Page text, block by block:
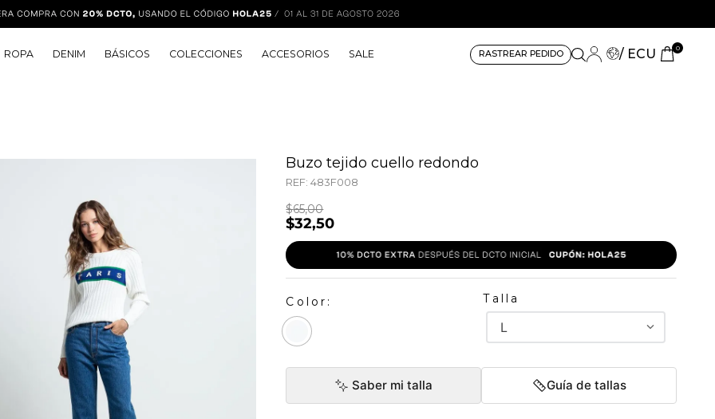
ROPA DENIM BÁSICOS COLECCIONES ACCESORIOS SALE RASTREAR PEDIDO / ECU 0
Buzo tejido cuello redondo
REF:483F008
$65,00
$32,50
Talla
L
Saber mi talla Guía de tallas